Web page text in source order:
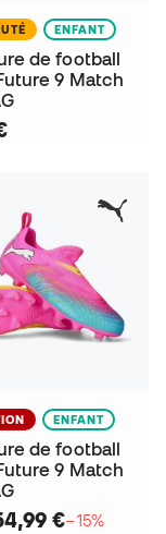
ENFANT
de football
9 Match
ENFANT
de football
9 Match
€−15%